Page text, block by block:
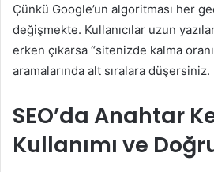
Çünkü Google’un algoritması her
değişmekte. Kullanıcılar uzun
erken çıkarsa “sitenizde kalma
aramalarında alt sıralara düşersiniz.
SEO’da Anahtar
Kullanımı ve